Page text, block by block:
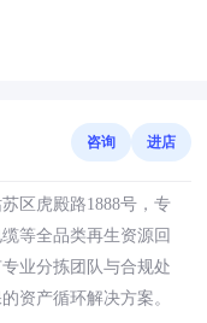
咨询 进店
区虎殿路1888号，专
等全品类再生资源回
业分拣团队与合规处
资产循环解决方案。